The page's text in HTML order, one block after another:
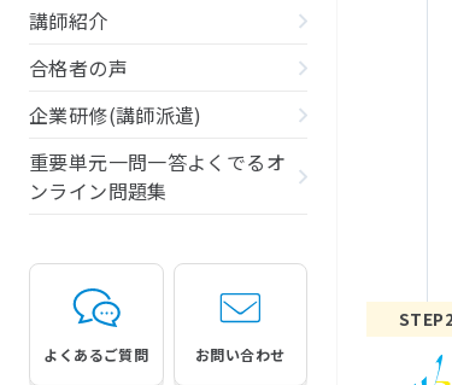
講師紹介
合格者の声
企業研修(講師派遣)
重要単元一問一答よくでるオ
ンライン問題集
よくあるご質問 お問い合わせ